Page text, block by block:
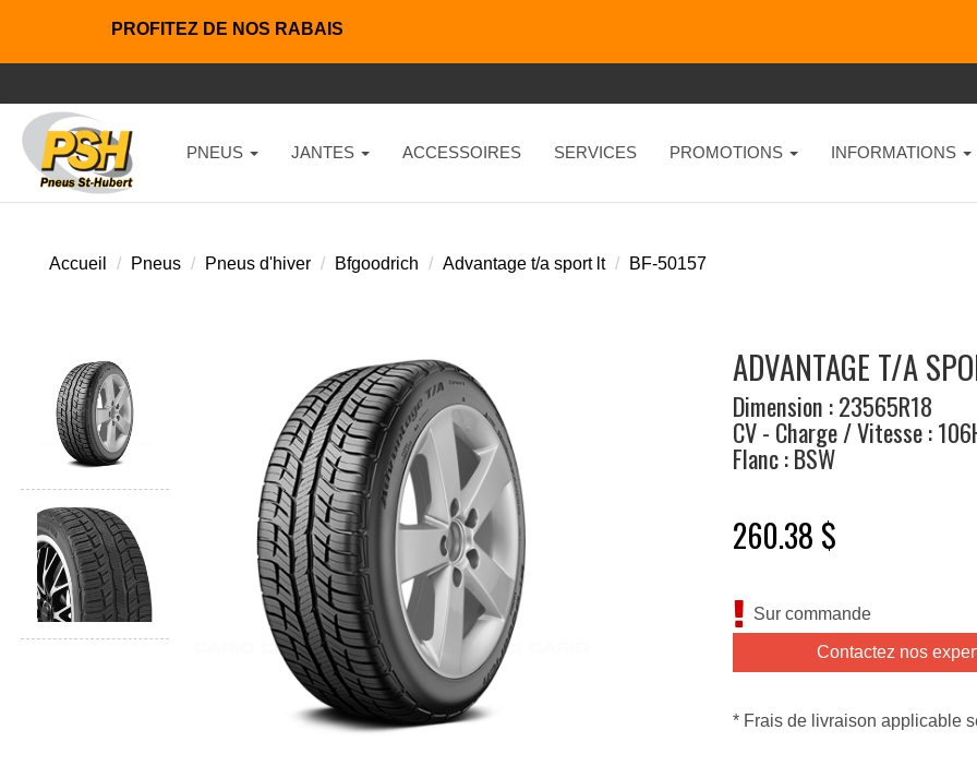
PROFITEZ DE NOS RABAIS
PNEUS JANTES ACCESSOIRES SERVICES PROMOTIONS INFORMATIONS
Accueil Pneus Pneus d'hiver Bfgoodrich Advantage t/a sport lt BF-50157
ADVANTAGE T/A
Dimension : 23565R18
CV - Charge / Vitesse :
Flanc : BSW
260.38 $
Sur commande
Contactez nos
* Frais de livraison applicable